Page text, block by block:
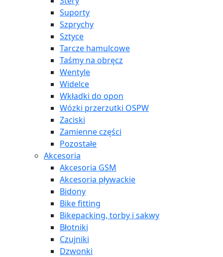
Suporty
Szprychy
Sztyce
Tarcze hamulcowe
Taśmy na obręcz
Wentyle
Widelce
Wkładki do opon
Wózki przerzutki OSPW
Zaciski
Zamienne części
Pozostałe
Akcesoria
Akcesoria GSM
Akcesoria pływackie
Bidony
Bike fitting
Bikepacking, torby i sakwy
Błotniki
Czujniki
Dzwonki